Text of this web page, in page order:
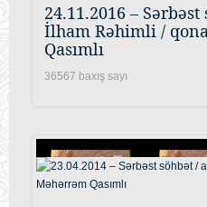
24.11.2016 – Sərbəst
İlham Rəhimli /
Qasımlı
36567 baxış sayı